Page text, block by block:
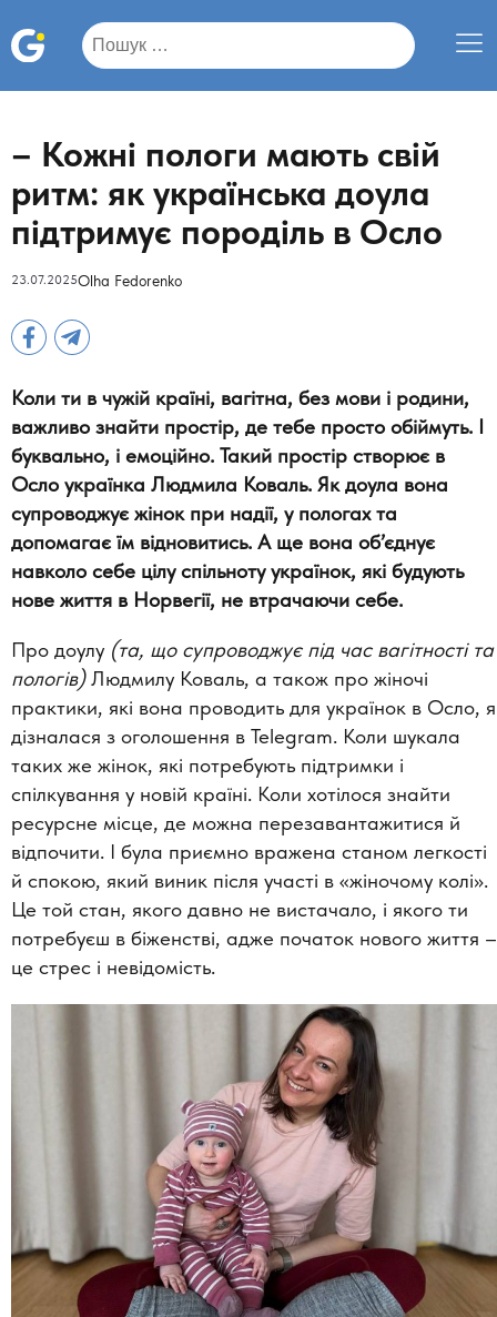
Пошук:
– Кожні пологи мають свій
ритм: як українська доула
підтримує породіль в Осло
23.07.2025Olha Fedorenko
Коли ти в чужій країні, вагітна, без мови і родини,
важливо знайти простір, де тебе просто обіймуть. І
буквально, і емоційно. Такий простір створює в
Осло українка Людмила Коваль. Як доула вона
супроводжує жінок при надії, у пологах та
допомагає їм відновитись. А ще вона об’єднує
навколо себе цілу спільноту українок, які будують
нове життя в Норвегії, не втрачаючи себе.
Про доулу (та, що супроводжує під час вагітності та
пологів)Людмилу Коваль, а також про жіночі
практики, які вона проводить для українок в Осло, я
дізналася з оголошення в Telegram. Коли шукала
таких же жінок, які потребують підтримки і
спілкування у новій країні. Коли хотілося знайти
ресурсне місце, де можна перезавантажитися й
відпочити. І була приємно вражена станом легкості
й спокою, який виник після участі в «жіночому колі».
Це той стан, якого давно не вистачало, і якого ти
потребуєш в біженстві, адже початок нового життя –
це стрес і невідомість.